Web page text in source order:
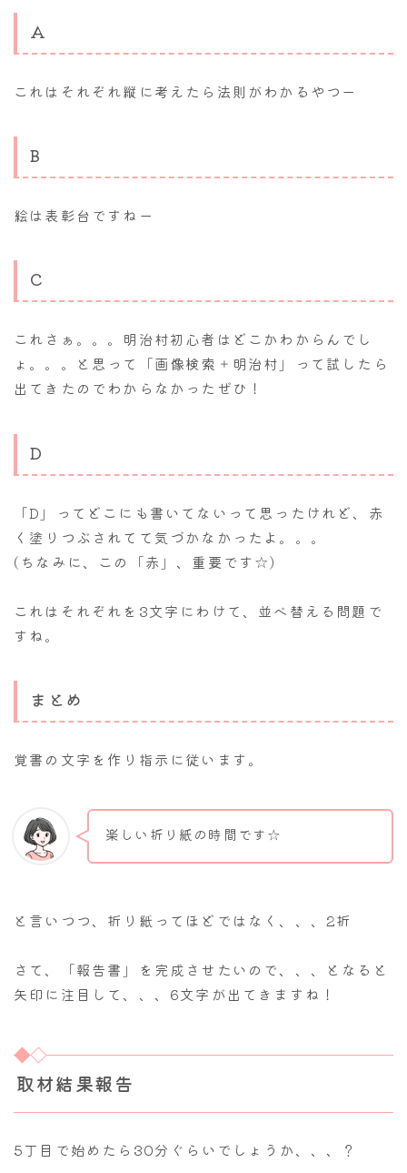
A
これはそれぞれ縦に考えたら法則がわかるやつー
B
絵は表彰台ですねー
C
これさぁ。。。明治村初心者はどこかわからんでし
ょ。。。と思って「画像検索＋明治村」って試したら
出てきたのでわからなかったぜひ！
D
「D」ってどこにも書いてないって思ったけれど、赤
く塗りつぶされてて気づかなかったよ。。。
(ちなみに、この「赤」、重要です☆)
これはそれぞれを3文字にわけて、並べ替える問題で
すね。
まとめ
覚書の文字を作り指示に従います。
楽しい折り紙の時間です☆
と言いつつ、折り紙ってほどではなく、、、2折
さて、「報告書」を完成させたいので、、、となると
矢印に注目して、、、6文字が出てきますね！
取材結果報告
5丁目で始めたら30分ぐらいでしょうか、、、？